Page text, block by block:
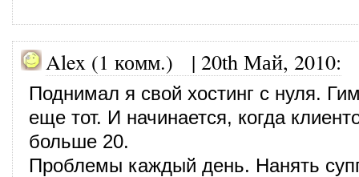
Alex (1 комм.) | 20th Май, 2010:
Поднимал я свой хостинг с нуля.
еще тот. И начинается, когда
больше 20.
Проблемы каждый день. Нанять